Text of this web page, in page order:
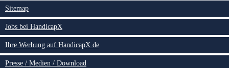
Sitemap
Jobs bei HandicapX
Ihre Werbung auf HandicapX.de
Presse / Medien / Download